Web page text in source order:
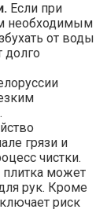
Если при
необходимым
от воды
долго
грязи и
чистки.
плитка может
рук. Кроме
риск